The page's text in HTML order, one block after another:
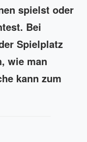
spielst oder
Bei
Spielplatz
wie man
kann zum